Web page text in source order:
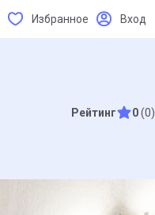
Избранное Вход
Рейтинг 0(0)